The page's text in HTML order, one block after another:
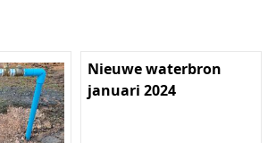
Nieuwe waterbron
januari 2024